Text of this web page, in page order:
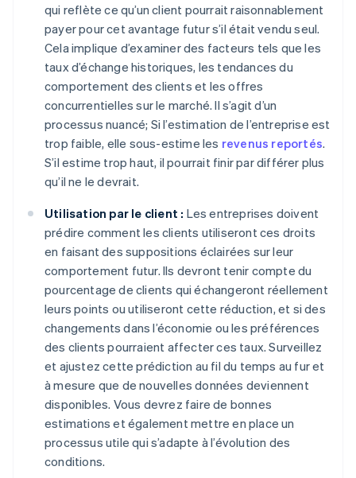
qui reflète ce qu’un client pourrait raisonnablement
payer pour cet avantage futur s’il était vendu seul.
Cela implique d’examiner des facteurs tels que les
taux d’échange historiques, les tendances du
comportement des clients et les offres
concurrentielles sur le marché. Il s’agit d’un
processus nuancé; Si l’estimation de l’entreprise est
trop faible, elle sous-estime les revenus reportés.
S’il estime trop haut, il pourrait finir par différer plus
qu’il ne le devrait.
Utilisation par le client : Les entreprises doivent
prédire comment les clients utiliseront ces droits
en faisant des suppositions éclairées sur leur
comportement futur. Ils devront tenir compte du
pourcentage de clients qui échangeront réellement
leurs points ou utiliseront cette réduction, et si des
changements dans l’économie ou les préférences
des clients pourraient affecter ces taux. Surveillez
et ajustez cette prédiction au fil du temps au fur et
à mesure que de nouvelles données deviennent
disponibles. Vous devrez faire de bonnes
estimations et également mettre en place un
processus utile qui s’adapte à l’évolution des
conditions.